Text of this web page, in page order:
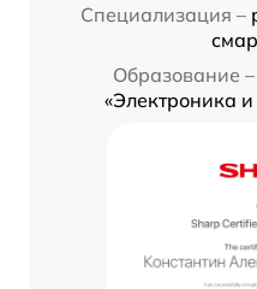
Специализация –
Образование –
«Электроника